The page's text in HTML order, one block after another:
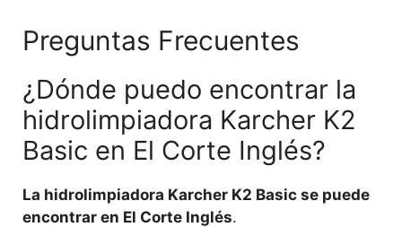
Preguntas Frecuentes
¿Dónde puedo encontrar la
hidrolimpiadora Karcher K2
Basic en El Corte Inglés?
La hidrolimpiadora Karcher K2 Basic se puede
encontrar en El Corte Inglés.